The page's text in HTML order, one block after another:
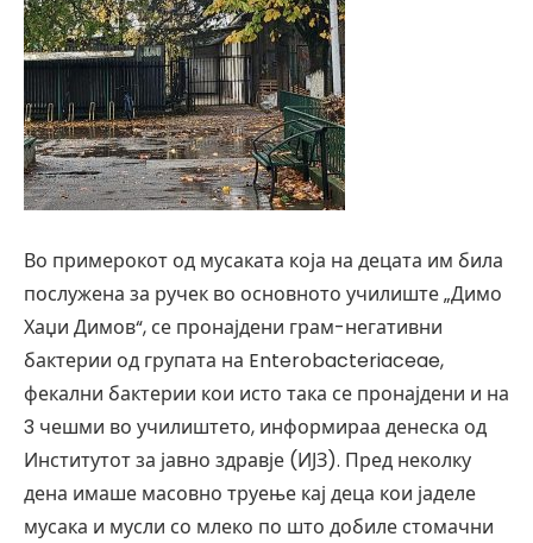
Во примерокот од мусаката која на децата им била
послужена за ручек во основното училиште „Димо
Хаџи Димов“, се пронајдени грам-негативни
бактерии од групата на Enterobacteriaceae,
фекални бактерии кои исто така се пронајдени и на
3 чешми во училиштето, информираа денеска од
Институтот за јавно здравје (ИЈЗ). Пред неколку
дена имаше масовно труење кај деца кои јаделе
мусака и мусли со млеко по што добиле стомачни